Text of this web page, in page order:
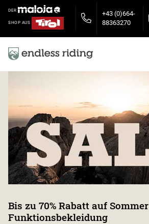
DER
SHOP AUS
+43 (0)664-
88363270
Bis zu 70% Rabatt auf Sommer
Funktionsbekleidung